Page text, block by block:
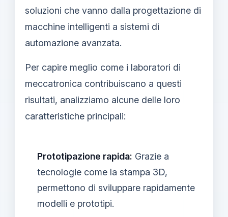
soluzioni che vanno dalla progettazione di
macchine intelligenti a sistemi di
automazione avanzata.
Per capire meglio come i laboratori di
meccatronica contribuiscano a questi
risultati, analizziamo alcune delle loro
caratteristiche principali:
Prototipazione rapida: Grazie a
tecnologie come la stampa 3D,
permettono di sviluppare rapidamente
modelli e prototipi.